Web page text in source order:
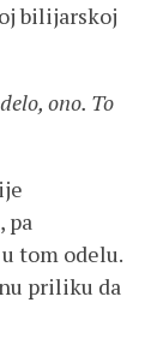
bilijarskoj
ono. To
pa
tom odelu.
priliku da